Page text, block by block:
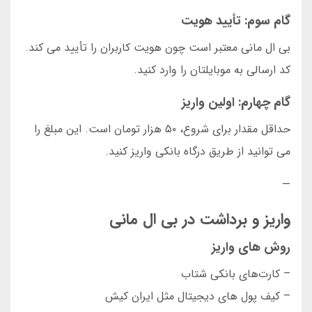
گام سوم: تأیید هویت
بی ال مانی معتبر است چون هویت کاربران را تأیید می کند.
کد ارسالی به موبایلتان را وارد کنید.
گام چهارم: اولین واریز
حداقل مقدار برای شروع، ۵۰ هزار تومان است. این مبلغ را
می توانید از طریق درگاه بانکی واریز کنید.
—
واریز و برداشت در بی ال مانی
روش های واریز
– کارت‌های بانکی شتاب
– کیف پول های دیجیتال مثل ایران کیش